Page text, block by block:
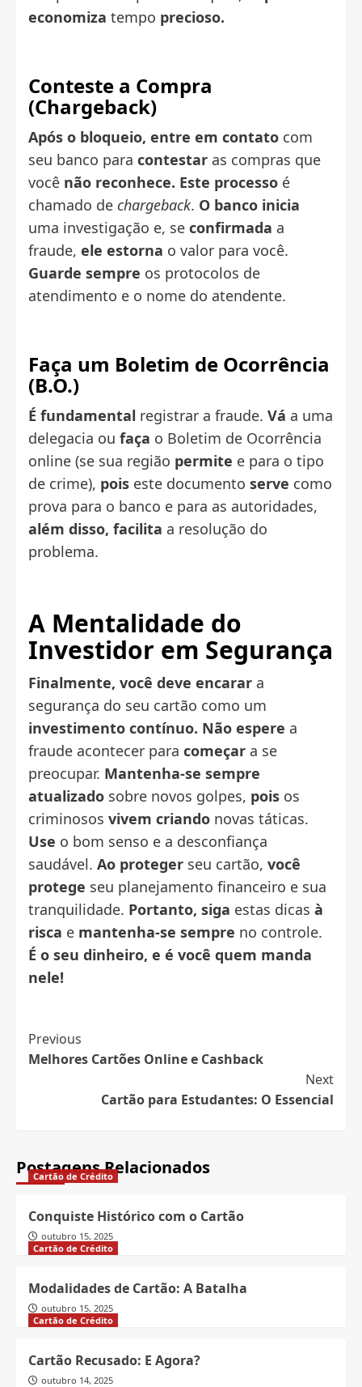
economiza tempo precioso.
Conteste a Compra
(Chargeback)
Após o bloqueio, entre em contato com
seu banco para contestar as compras que
você não reconhece. Este processo é
chamado de chargeback. O banco inicia
uma investigação e, se confirmada a
fraude, ele estorna o valor para você.
Guarde sempre os protocolos de
atendimento e o nome do atendente.
Faça um Boletim de Ocorrência
(B.O.)
É fundamental registrar a fraude. Vá a uma
delegacia ou faça o Boletim de Ocorrência
online (se sua região permite e para o tipo
de crime), pois este documento serve como
prova para o banco e para as autoridades,
além disso, facilita a resolução do
problema.
A Mentalidade do
Investidor em Segurança
Finalmente, você deve encarar a
segurança do seu cartão como um
investimento contínuo. Não espere a
fraude acontecer para começar a se
preocupar. Mantenha-se sempre
atualizado sobre novos golpes, pois os
criminosos vivem criando novas táticas.
Use o bom senso e a desconfiança
saudável. Ao proteger seu cartão, você
protege seu planejamento financeiro e sua
tranquilidade. Portanto, siga estas dicas à
risca e mantenha-se sempre no controle.
É o seu dinheiro, e é você quem manda
nele!
Post
Navigation
Previous
Melhores Cartões Online e Cashback
Next
Cartão para Estudantes: O Essencial
Postagens Relacionados
Cartão de Crédito
Conquiste Histórico com o Cartão
outubro 15, 2025
Cartão de Crédito
Modalidades de Cartão: A Batalha
outubro 15, 2025
Cartão de Crédito
Cartão Recusado: E Agora?
outubro 14, 2025